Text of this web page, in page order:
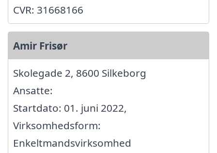
CVR: 31668166
Amir Frisør
Skolegade 2, 8600 Silkeborg
Ansatte:
Startdato: 01. juni 2022,
Virksomhedsform:
Enkeltmandsvirksomhed